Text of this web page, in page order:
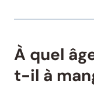
À quel
t-il à